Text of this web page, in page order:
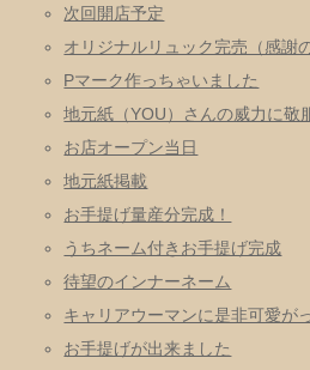
次回開店予定
オリジナルリュック完売（感謝
Pマーク作っちゃいました
地元紙（YOU）さんの威力に敬
お店オープン当日
地元紙掲載
お手提げ量産分完成！
うちネーム付きお手提げ完成
待望のインナーネーム
キャリアウーマンに是非可愛が
お手提げが出来ました